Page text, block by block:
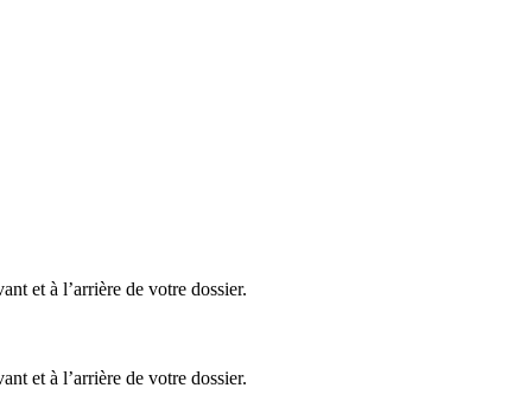
et à l’arrière de votre dossier.
et à l’arrière de votre dossier.